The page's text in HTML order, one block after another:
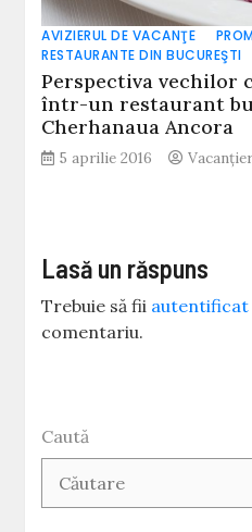
AVIZIERUL DE VACANŢE
RESTAURANTE DIN BUCUREŞTI
Perspectiva vechilor
într-un restaurant
Cherhanaua Ancora
5 aprilie 2016
Lasă un răspuns
Trebuie să fii autentificat
comentariu.
Caută